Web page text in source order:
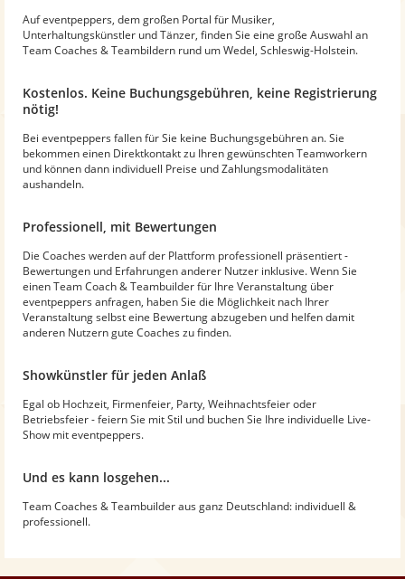
Auf eventpeppers, dem großen Portal für Musiker,
Unterhaltungskünstler und Tänzer, finden Sie eine große Auswahl an
Team Coaches & Teambildern rund um Wedel, Schleswig-Holstein.
Kostenlos. Keine Buchungsgebühren, keine Registrierung
nötig!
Bei eventpeppers fallen für Sie keine Buchungsgebühren an. Sie
bekommen einen Direktkontakt zu Ihren gewünschten Teamworkern
und können dann individuell Preise und Zahlungsmodalitäten
aushandeln.
Professionell, mit Bewertungen
Die Coaches werden auf der Plattform professionell präsentiert -
Bewertungen und Erfahrungen anderer Nutzer inklusive. Wenn Sie
einen Team Coach & Teambuilder für Ihre Veranstaltung über
eventpeppers anfragen, haben Sie die Möglichkeit nach Ihrer
Veranstaltung selbst eine Bewertung abzugeben und helfen damit
anderen Nutzern gute Coaches zu finden.
Showkünstler für jeden Anlaß
Egal ob Hochzeit, Firmenfeier, Party, Weihnachtsfeier oder
Betriebsfeier - feiern Sie mit Stil und buchen Sie Ihre individuelle Live-
Show mit eventpeppers.
Und es kann losgehen...
Team Coaches & Teambuilder aus ganz Deutschland: individuell &
professionell.